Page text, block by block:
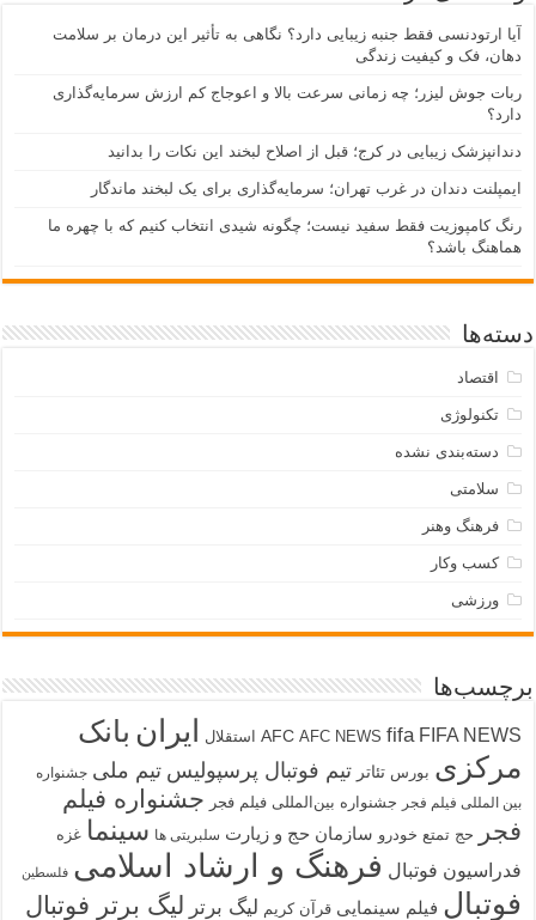
آیا ارتودنسی فقط جنبه زیبایی دارد؟ نگاهی به تأثیر این درمان بر سلامت
دهان، فک و کیفیت زندگی
ربات جوش لیزر؛ چه زمانی سرعت بالا و اعوجاج کم ارزش سرمایه‌گذاری
دارد؟
دندانپزشک زیبایی در کرج؛ قبل از اصلاح لبخند این نکات را بدانید
ایمپلنت دندان در غرب تهران؛ سرمایه‌گذاری برای یک لبخند ماندگار
رنگ کامپوزیت فقط سفید نیست؛ چگونه شیدی انتخاب کنیم که با چهره ما
هماهنگ باشد؟
دسته‌ها
اقتصاد
تکنولوژی
دسته‌بندی نشده
سلامتی
فرهنگ وهنر
کسب وکار
ورزشی
برچسب‌ها
AFC AFC NEWS fifa FIFA NEWS استقلال ایران بانک
مرکزی بورس تئاتر تیم فوتبال پرسپولیس تیم ملی جشنواره
بین المللی فیلم فجر جشنواره بین‌المللی فیلم فجر جشنواره فیلم
فجر
حج تمتع خودرو سازمان حج و زیارت سلبریتی ها سینما غزه
فدراسیون فوتبال فرهنگ و ارشاد اسلامی فلسطین
فوتبال فیلم سینمایی قرآن کریم لیگ برتر لیگ برتر فوتبال